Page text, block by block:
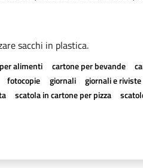
sacchi in plastica.
alimenti cartone per bevande
fotocopie giornali giornali e riviste
scatola in cartone per pizza